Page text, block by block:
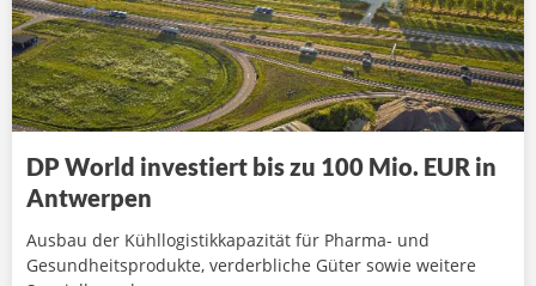
DP World investiert bis zu 100 Mio. EUR in
Antwerpen
Ausbau der Kühllogistikkapazität für Pharma- und
Gesundheitsprodukte, verderbliche Güter sowie weitere